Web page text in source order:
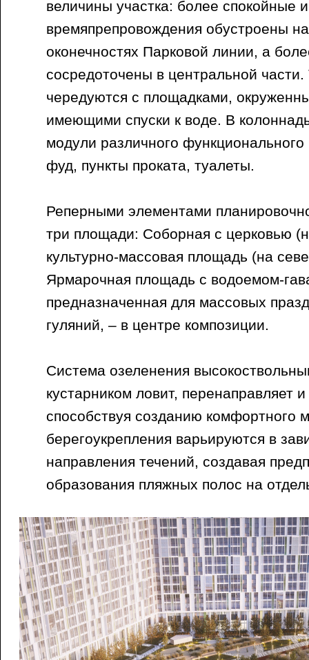
величины участка: более спокойные
времяпрепровождения обустроены
оконечностях Парковой линии, а
сосредоточены в центральной
чередуются с площадками,
имеющими спуски к воде. В
модули различного функционального
фуд, пункты проката, туалеты.
Реперными элементами
три площади: Соборная с церковью
культурно-массовая площадь (на
Ярмарочная площадь с водоемом-
предназначенная для массовых
гуляний, – в центре композиции.
Система озеленения
кустарником ловит, перенаправляет
способствуя созданию комфортного
берегоукрепления варьируются в
направления течений, создавая
образования пляжных полос на